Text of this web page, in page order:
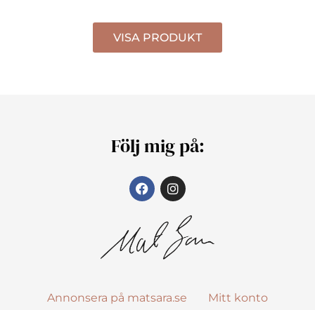
VISA PRODUKT
Följ mig på:
Annonsera på matsara.se Mitt konto